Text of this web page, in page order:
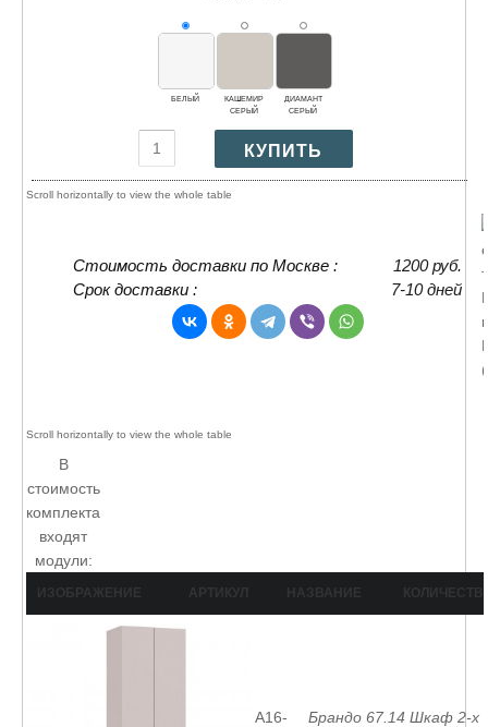
БЕЛЫЙ
КАШЕМИР
СЕРЫЙ
ДИАМАНТ
СЕРЫЙ
Стоимость доставки по Москве :
1200 руб.
Срок доставки :
7-10 дней
В
стоимость
комплекта
входят
модули:
ИЗОБРАЖЕНИЕ АРТИКУЛ НАЗВАНИЕ
A16-
Брандо 67.14 Шкаф 2-х